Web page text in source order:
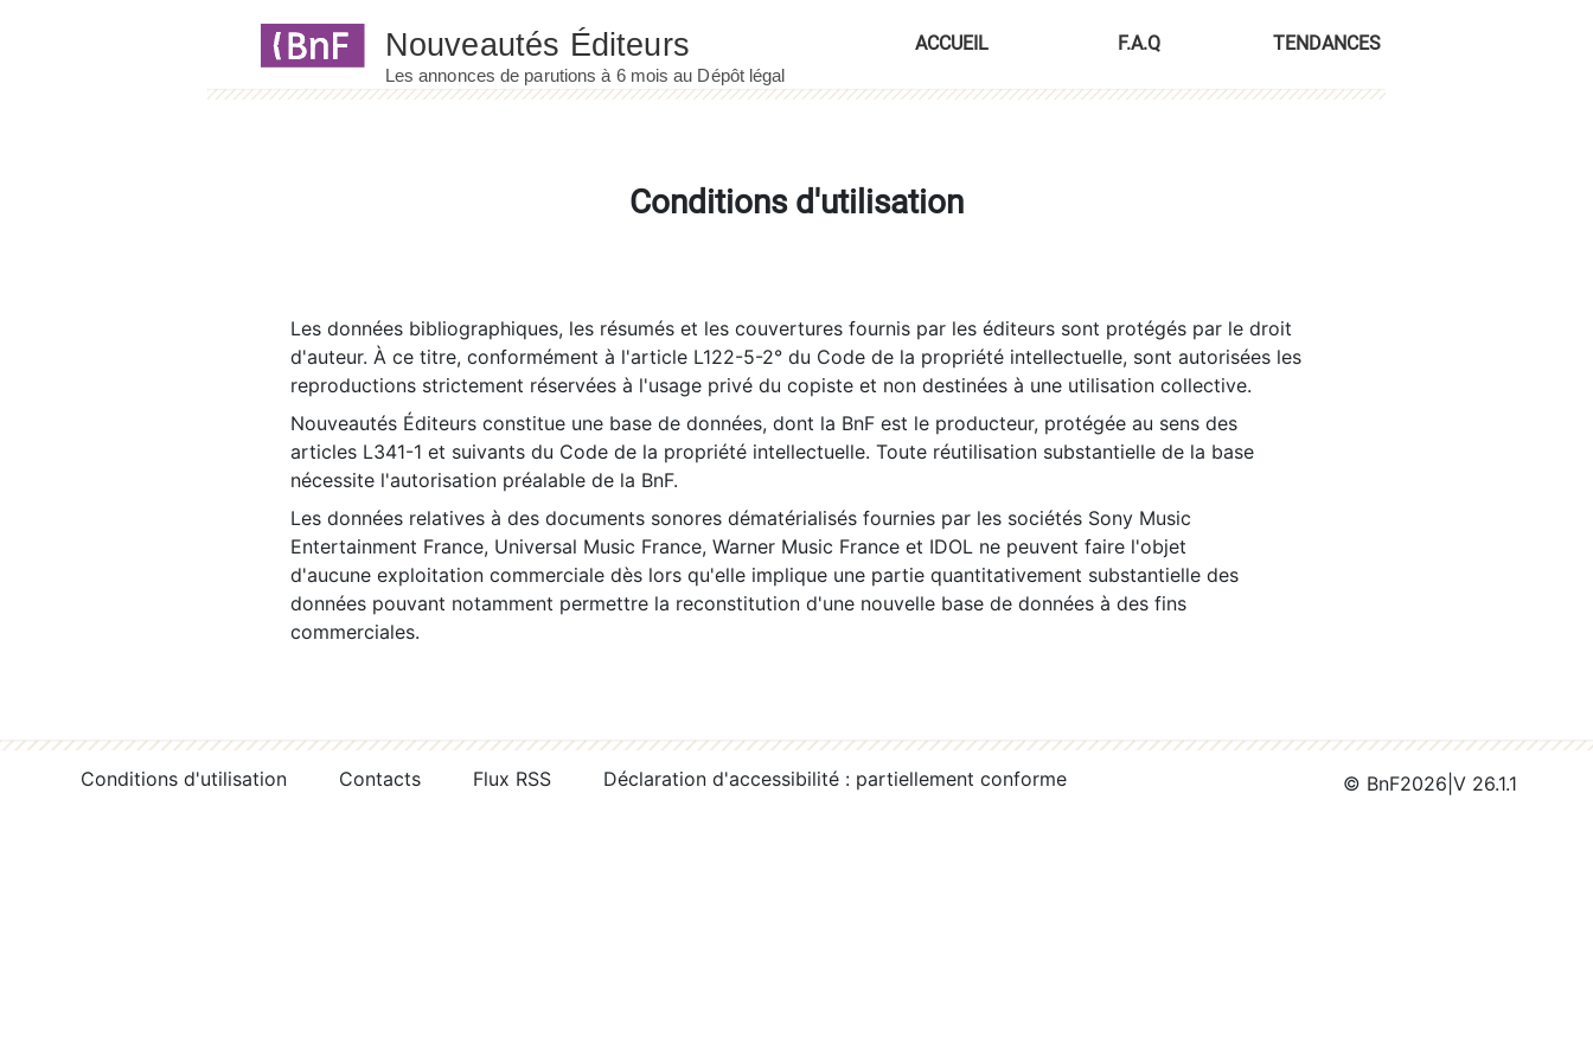
ACCUEIL F.A.Q TENDANCES
Conditions d'utilisation
Les données bibliographiques, les résumés et les couvertures fournis par les éditeurs sont protégés par le droit
d'auteur. À ce titre, conformément à l'article L122-5-2° du Code de la propriété intellectuelle, sont autorisées les
reproductions strictement réservées à l'usage privé du copiste et non destinées à une utilisation collective.
Nouveautés Éditeurs constitue une base de données, dont la BnF est le producteur, protégée au sens des
articles L341-1 et suivants du Code de la propriété intellectuelle. Toute réutilisation substantielle de la base
nécessite l'autorisation préalable de la BnF.
Les données relatives à des documents sonores dématérialisés fournies par les sociétés Sony Music
Entertainment France, Universal Music France, Warner Music France et IDOL ne peuvent faire l'objet
d'aucune exploitation commerciale dès lors qu'elle implique une partie quantitativement substantielle des
données pouvant notamment permettre la reconstitution d'une nouvelle base de données à des fins
commerciales.
Conditions d'utilisation Contacts Flux RSS Déclaration d'accessibilité : partiellement conforme © BnF2026 V 26.1.1